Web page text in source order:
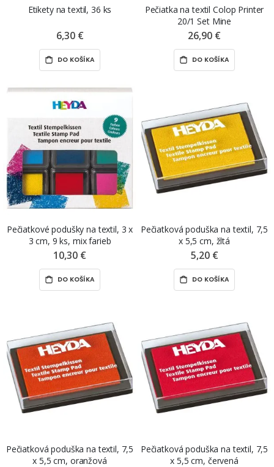
Etikety na textil, 36 ks
6,30 €
DO KOŠÍKA
Pečiatka na textil Colop Printer
20/1 Set Mine
26,90 €
DO KOŠÍKA
Pečiatkové podušky na textil, 3 x
3 cm, 9 ks, mix farieb
10,30 €
DO KOŠÍKA
Pečiatková poduška na textil, 7,5
x 5,5 cm, žltá
5,20 €
DO KOŠÍKA
Pečiatková poduška na textil, 7,5
x 5,5 cm, oranžová
Pečiatková poduška na textil, 7,5
x 5,5 cm, červená